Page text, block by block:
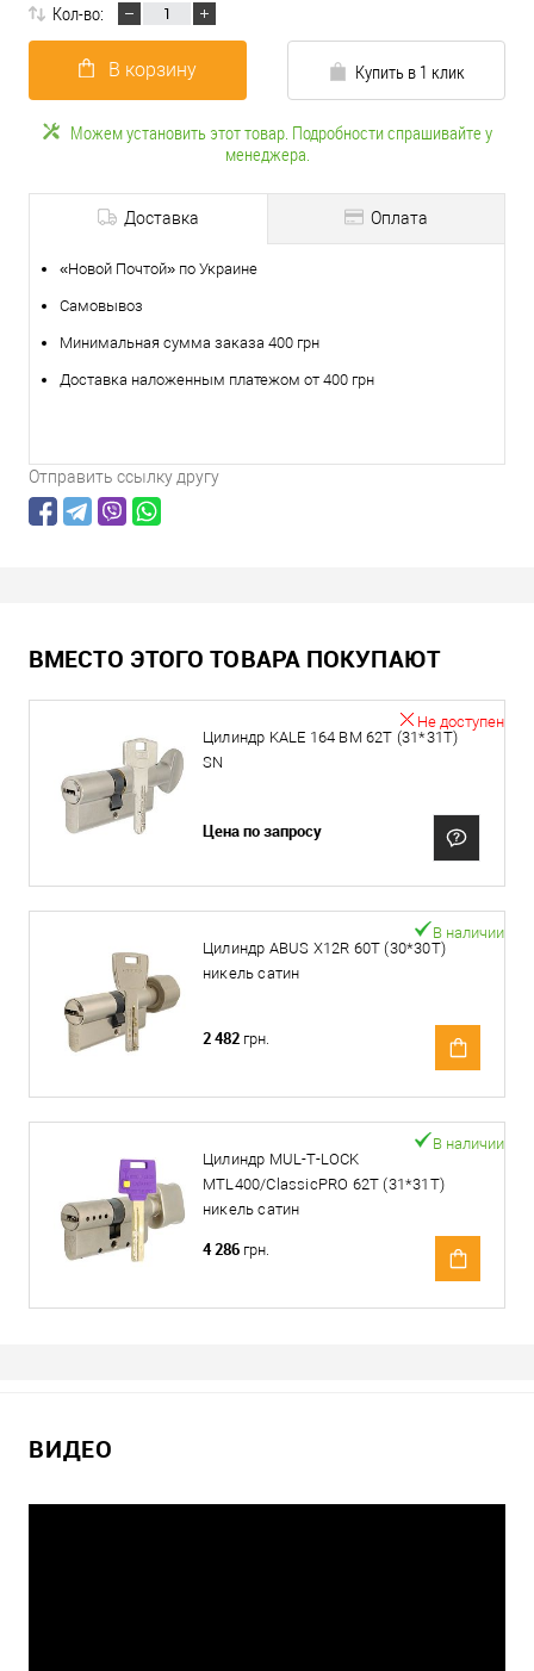
Кол-во:
В корзину Купить в 1 клик
Можем установить этот товар. Подробности спрашивайте у
менеджера.
Доставка Оплата
«Новой Почтой» по Украине
Самовывоз
Минимальная сумма заказа 400 грн
Доставка наложенным платежом от 400 грн
Отправить ссылку другу
ВМЕСТО ЭТОГО ТОВАРА ПОКУПАЮТ
Цилиндр KALE 164 BM 62T (31*31T)
SN
Не доступен
Цена по запросу
Цилиндр ABUS X12R 60T (30*30T)
никель сатин
В наличии
2 482 грн.
Цилиндр MUL-T-LOCK
MTL400/ClassicPRO 62T (31*31T)
никель сатин
В наличии
4 286 грн.
ВИДЕО